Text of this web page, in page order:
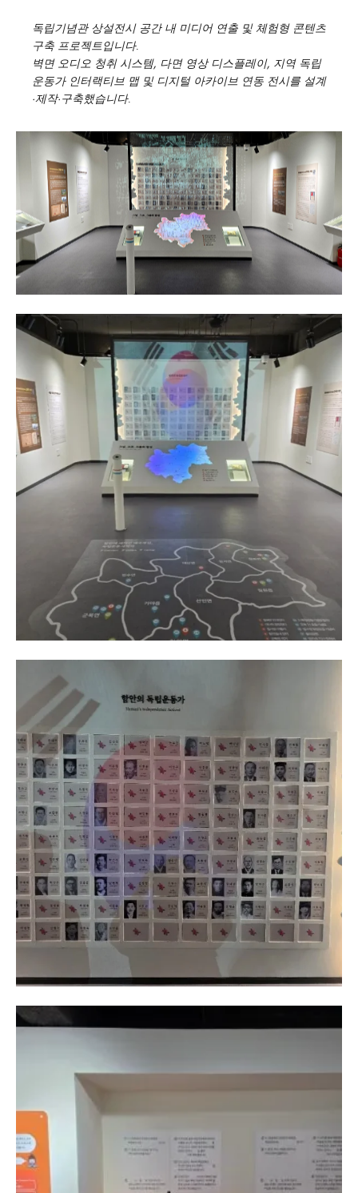
독립기념관 상설전시 공간 내 미디어 연출 및 체험형 콘텐츠
구축 프로젝트입니다.
벽면 오디오 청취 시스템, 다면 영상 디스플레이, 지역 독립
운동가 인터랙티브 맵 및 디지털 아카이브 연동 전시를 설계
·제작·구축했습니다.